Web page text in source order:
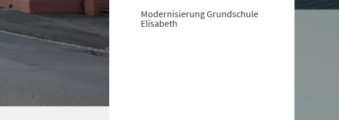
Modernisierung Grundschule
Elisabeth